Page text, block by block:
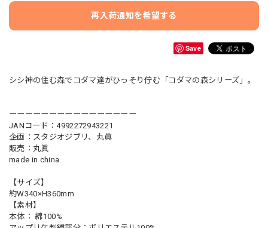
再入荷通知を希望する
Save
シシ神の住む森でコダマ達がひっそり佇む「コダマの森シリーズ」。
ーーーーーーーーーーーーーーーー
JANコード：4992272943221
企画：スタジオジブリ、丸眞
販売：丸眞
made in china
【サイズ】
約W340×H360mm
【素材】
本体： 綿100%